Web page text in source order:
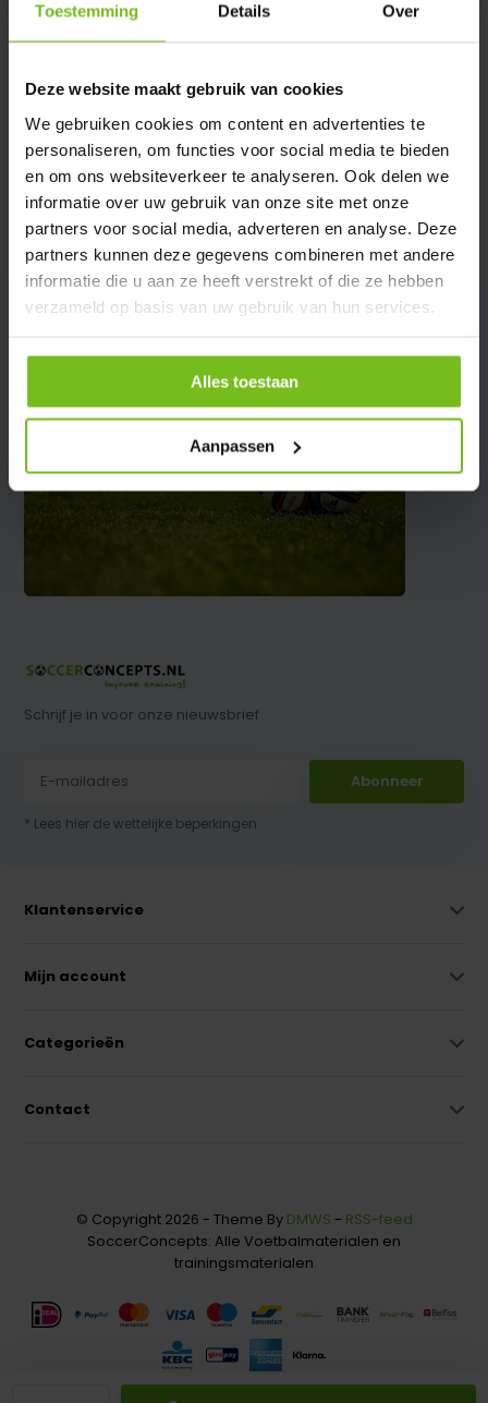
Toestemming Details Over
Deze website maakt gebruik van cookies
We gebruiken cookies om content en advertenties te
personaliseren, om functies voor social media te bieden
en om ons websiteverkeer te analyseren. Ook delen we
informatie over uw gebruik van onze site met onze
partners voor social media, adverteren en analyse. Deze
partners kunnen deze gegevens combineren met andere
informatie die u aan ze heeft verstrekt of die ze hebben
verzameld op basis van uw gebruik van hun services.
Alles toestaan
Aanpassen
Specificaties
Reviews
Delen
Schrijf je in voor onze nieuwsbrief
Abonneer
* Lees hier de wettelijke beperkingen
Klantenservice
Mijn account
Categorieën
Contact
© Copyright 2026 - Theme By DMWS - RSS-feed
SoccerConcepts: Alle Voetbalmaterialen en
trainingsmaterialen